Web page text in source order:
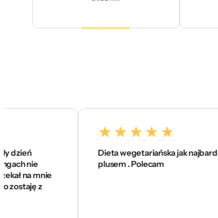
mnie
z
Dieta wegetariańska jak najbardziej na
plusem . Polecam